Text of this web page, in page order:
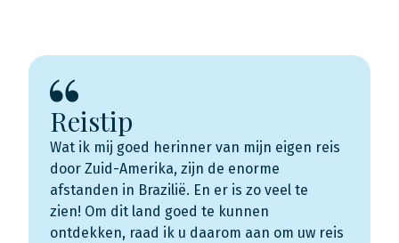
Reistip
Wat ik mij goed herinner van mijn eigen reis
door Zuid-Amerika, zijn de enorme
afstanden in Brazilië. En er is zo veel te
zien! Om dit land goed te kunnen
ontdekken, raad ik u daarom aan om uw reis